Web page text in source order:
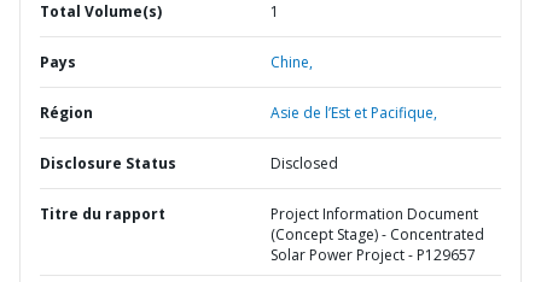
Total Volume(s) 1
Pays Chine,
Région Asie de l’Est et Pacifique,
Disclosure Status Disclosed
Titre du rapport
Project Information Document
(Concept Stage) - Concentrated
Solar Power Project - P129657